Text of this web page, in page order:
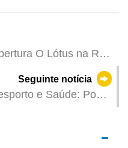
O Lótus na Rota
de danças étnicas
entre os povos
Seguinte notícia
e Saúde: Posto
Avenida Marginal do